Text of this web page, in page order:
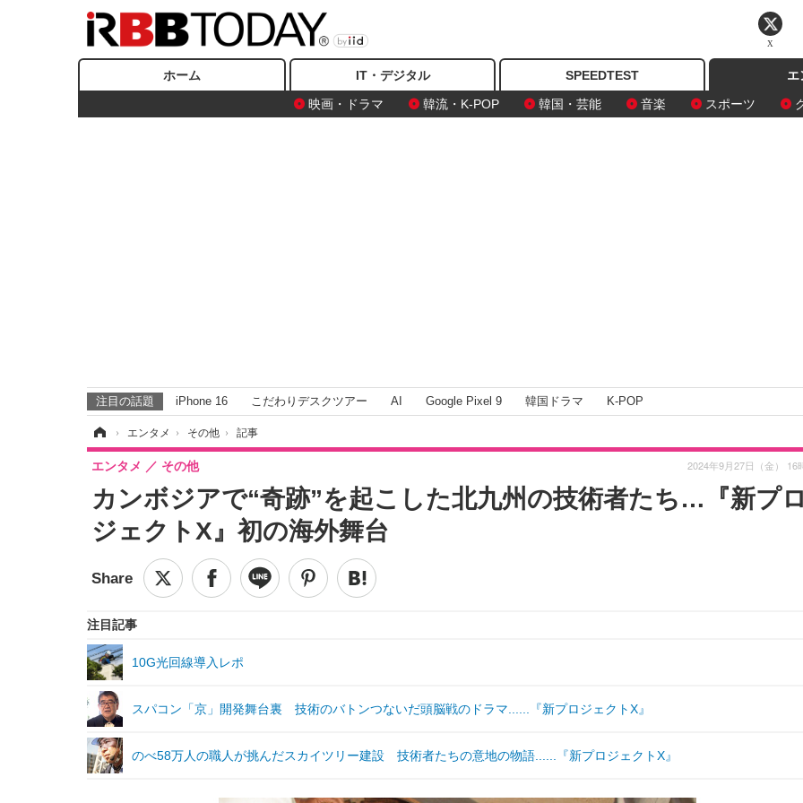
ホーム IT・デジタル SPEEDTEST
エ
映画・ドラマ
韓流・K-POP 韓国・芸能 音楽 スポーツ
注目の話題 iPhone 16 こだわりデスクツアー AI Google Pixel 9 韓国ドラマ K-POP
› エンタメ › その他 › 記事
カンボジアで“奇跡”を起こした北九州の技術者たち…『新プロ
ジェクトX』初の海外舞台
エンタメ その他 2024年9月27日（金） 16
注目記事
10G光回線導入レポ
スパコン「京」開発舞台裏 技術のバトンつないだ頭脳戦のドラマ......『新プロジェクトX』
のべ58万人の職人が挑んだスカイツリー建設 技術者たちの意地の物語......『新プロジェクトX』
X